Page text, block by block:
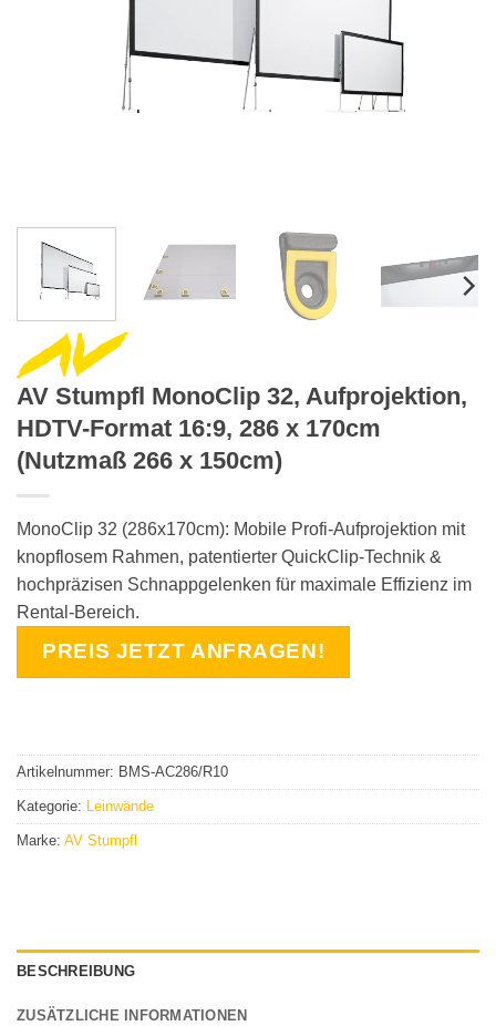
AV Stumpfl MonoClip 32, Aufprojektion,
HDTV-Format 16:9, 286 x 170cm
(Nutzmaß 266 x 150cm)
MonoClip 32 (286x170cm): Mobile Profi-Aufprojektion mit
knopflosem Rahmen, patentierter QuickClip-Technik &
hochpräzisen Schnappgelenken für maximale Effizienz im
Rental-Bereich.
PREIS JETZT ANFRAGEN!
Artikelnummer: BMS-AC286/R10
Kategorie: Leinwände
Marke: AV Stumpfl
BESCHREIBUNG
ZUSÄTZLICHE INFORMATIONEN